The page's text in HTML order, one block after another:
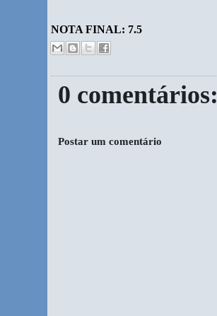
NOTA FINAL: 7.5
0 comentários:
Postar um comentário